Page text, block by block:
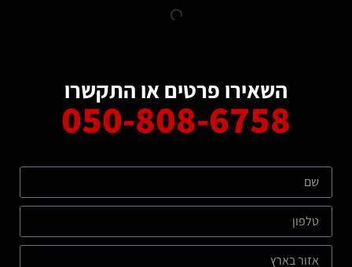
השאירו פרטים או התקשרו
050-808-6758